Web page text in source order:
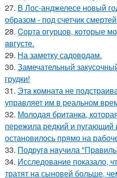
27. В Лос-анджелесе новый
образом - под счетчик
28. Copта огурцов, которые
aвгусте.
29. На заметку садоводам.
30. Замечательный
грудки!
31. Эта комната не
управляет им в реальном
32. Молодая британка,
пережила редкий и пугающий
остановилось прямо на
33. Подругa нaучила
34. Исследование показало,
тратят на сыновей больше,